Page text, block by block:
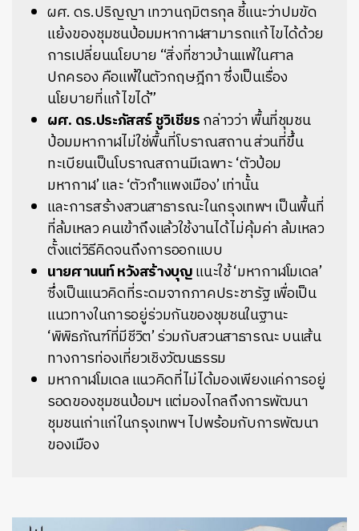
ผศ. ดร.ปริญญา เทวานฤมิตรกุล ชี้แนะว่าปมขัด
แย้งของชุมชนป้อมมหากาฬสามารถแก้ไขได้ด้วย
การเปลี่ยนนโยบาย “สิ่งที่ชาวบ้านแพ้ในศาล
ปกครอง คือแพ้ในตัวกฤษฎีกา ซึ่งเป็นเรื่อง
นโยบายที่แก้ไขได้”
ผศ. ดร.ประภัสสร์ ชูวิเชียรกล่าวว่า พื้นที่ชุมชน
ป้อมมหากาฬไม่ใช่พื้นที่โบราณสถาน ส่วนที่ขึ้น
ทะเบียนเป็นโบราณสถานมีเฉพาะ ‘ตัวป้อม
มหากาฬ’ และ ‘ตัวกำแพงเมือง’ เท่านั้น
และการสร้างสวนสาธารณะในกรุงเทพฯ เป็นพื้นที่
ที่ล้มเหลว คนเข้าถึงแล้วใช้งานได้ไม่คุ้มค่า ล้มเหลว
ตั้งแต่วิธีคิดจนถึงการออกแบบ
นายศานนท์ หวังสร้างบุญแนะใช้ ‘มหากาฬโมเดล’
ซึ่งเป็นแนวคิดที่ระดมจากภาคประชารัฐ เพื่อเป็น
แนวทางในการอยู่ร่วมกันของชุมชนในฐานะ
‘พิพิธภัณฑ์ที่มีชีวิต’ ร่วมกับสวนสาธารณะ บนเส้น
ทางการท่องเที่ยวเชิงวัฒนธรรม
มหากาฬโมเดล แนวคิดที่ไม่ได้มองเพียงแค่การอยู่
รอดของชุมชนป้อมฯ แต่มองไกลถึงการพัฒนา
ชุมชนเก่าแก่ในกรุงเทพฯ ไปพร้อมกับการพัฒนา
ของเมือง